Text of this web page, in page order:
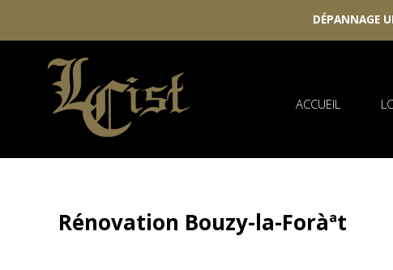
ACCUEIL
Rénovation Bouzy-la-Foràªt
DÉPANNAGE